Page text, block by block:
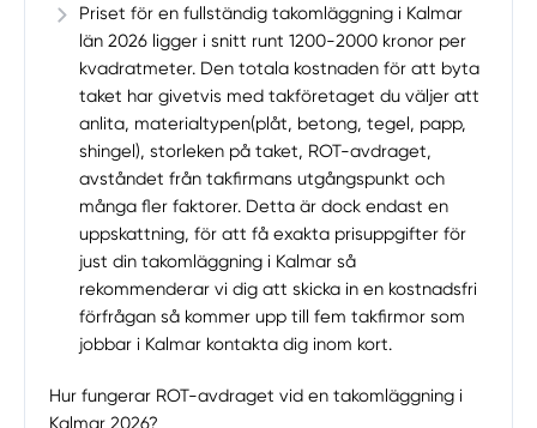
Priset för en fullständig takomläggning i Kalmar
län 2026 ligger i snitt runt 1200-2000 kronor per
kvadratmeter. Den totala kostnaden för att byta
taket har givetvis med takföretaget du väljer att
anlita, materialtypen(plåt, betong, tegel, papp,
shingel), storleken på taket, ROT-avdraget,
avståndet från takfirmans utgångspunkt och
många fler faktorer. Detta är dock endast en
uppskattning, för att få exakta prisuppgifter för
just din takomläggning i Kalmar så
rekommenderar vi dig att skicka in en kostnadsfri
förfrågan så kommer upp till fem takfirmor som
jobbar i Kalmar kontakta dig inom kort.
Hur fungerar ROT-avdraget vid en takomläggning i
Kalmar 2026?